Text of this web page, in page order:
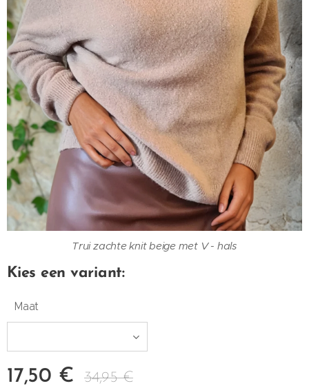
Trui zachte knit beige met V - hals
Kies een variant:
Maat
17,50 € 34,95€